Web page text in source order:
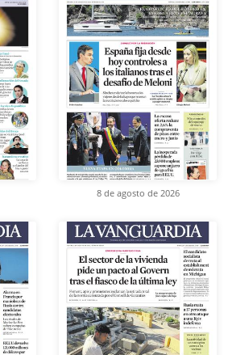
8 de agosto de 2026